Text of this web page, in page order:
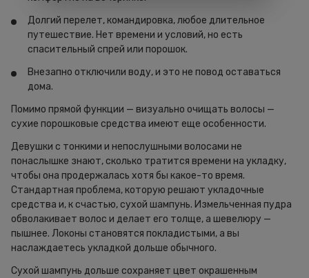
Долгий перелет, командировка, любое длительное
путешествие. Нет времени и условий, но есть
спасительный спрей или порошок.
Внезапно отключили воду, и это не повод оставаться
дома.
Помимо прямой функции — визуально очищать волосы —
сухие порошковые средства имеют еще особенности.
Девушки с тонкими и непослушными волосами не
понаслышке знают, сколько тратится времени на укладку,
чтобы она продержалась хотя бы какое-то время.
Стандартная проблема, которую решают укладочные
средства и, к счастью, сухой шампунь. Измельченная пудра
обволакивает волос и делает его толще, а шевелюру —
пышнее. Локоны становятся покладистыми, а вы
наслаждаетесь укладкой дольше обычного.
Сухой шампунь дольше сохраняет цвет окрашенным